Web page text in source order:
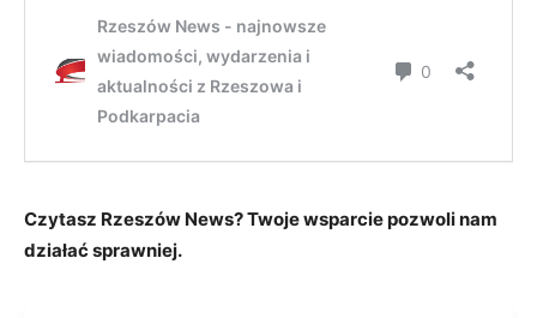
Czytasz Rzeszów News? Twoje wsparcie pozwoli nam
działać sprawniej.